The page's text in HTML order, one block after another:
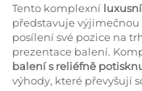
Tento komplexní
představuje
posílení své pozice na
prezentace balení.
balení s reliéfně
výhody, které převyšují